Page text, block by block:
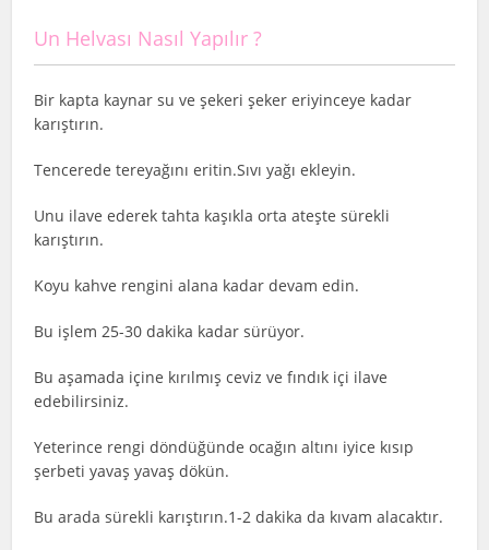
Un Helvası Nasıl Yapılır ?
Bir kapta kaynar su ve şekeri şeker eriyinceye kadar
karıştırın.
Tencerede tereyağını eritin.Sıvı yağı ekleyin.
Unu ilave ederek tahta kaşıkla orta ateşte sürekli
karıştırın.
Koyu kahve rengini alana kadar devam edin.
Bu işlem 25-30 dakika kadar sürüyor.
Bu aşamada içine kırılmış ceviz ve fındık içi ilave
edebilirsiniz.
Yeterince rengi döndüğünde ocağın altını iyice kısıp
şerbeti yavaş yavaş dökün.
Bu arada sürekli karıştırın.1-2 dakika da kıvam alacaktır.